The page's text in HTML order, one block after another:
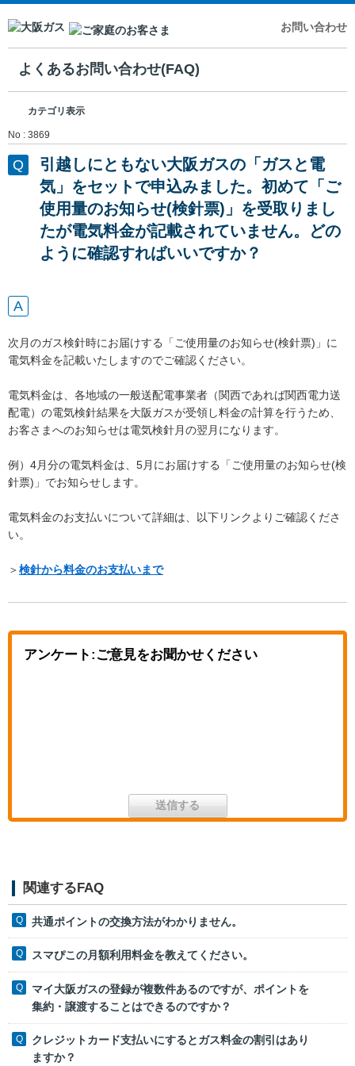
お問い合わせ
よくあるお問い合わせ(FAQ)
カテゴリ表示
No : 3869
引越しにともない大阪ガスの「ガスと電
気」をセットで申込みました。初めて「ご
使用量のお知らせ(検針票)」を受取りまし
たが電気料金が記載されていません。どの
ように確認すればいいですか？
次月のガス検針時にお届けする「ご使用量のお知らせ(検針票)」に
電気料金を記載いたしますのでご確認ください。
電気料金は、各地域の一般送配電事業者（関西であれば関西電力送
配電）の電気検針結果を大阪ガスが受領し料金の計算を行うため、
お客さまへのお知らせは電気検針月の翌月になります。
例）4月分の電気料金は、5月にお届けする「ご使用量のお知らせ(検
針票)」でお知らせします。
電気料金のお支払いについて詳細は、以下リンクよりご確認くださ
い。
＞検針から料金のお支払いまで
アンケート:ご意見をお聞かせください
関連するFAQ
共通ポイントの交換方法がわかりません。
スマぴこの月額利用料金を教えてください。
マイ大阪ガスの登録が複数件あるのですが、ポイントを
集約・譲渡することはできるのですか？
クレジットカード支払いにするとガス料金の割引はあり
ますか？